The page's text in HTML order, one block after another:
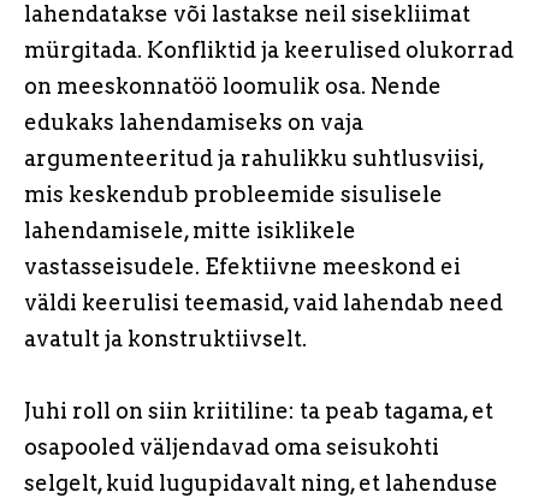
lahendatakse või lastakse neil sisekliimat
mürgitada. Konfliktid ja keerulised olukorrad
on meeskonnatöö loomulik osa. Nende
edukaks lahendamiseks on vaja
argumenteeritud ja rahulikku suhtlusviisi,
mis keskendub probleemide sisulisele
lahendamisele, mitte isiklikele
vastasseisudele. Efektiivne meeskond ei
väldi keerulisi teemasid, vaid lahendab need
avatult ja konstruktiivselt.
Juhi roll on siin kriitiline: ta peab tagama, et
osapooled väljendavad oma seisukohti
selgelt, kuid lugupidavalt ning, et lahenduse